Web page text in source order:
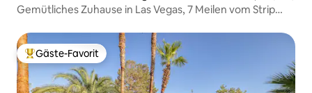
Gemütliches Zuhause in Las Vegas, 7 Meilen vom Strip
Beliebter Gäste-Favorit.
Gäste-Favorit